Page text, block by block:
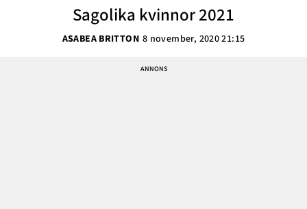
Sagolika kvinnor 2021
ASABEA BRITTON 8 november, 2020 21:15